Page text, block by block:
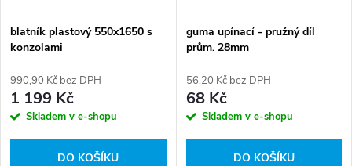
blatník plastový 550x1650 s
konzolami
990,90 Kč bez DPH
1 199 Kč
Skladem v e-shopu
DO KOŠÍKU
guma upínací - pružný díl
prům. 28mm
56,20 Kč bez DPH
68 Kč
Skladem v e-shopu
DO KOŠÍKU